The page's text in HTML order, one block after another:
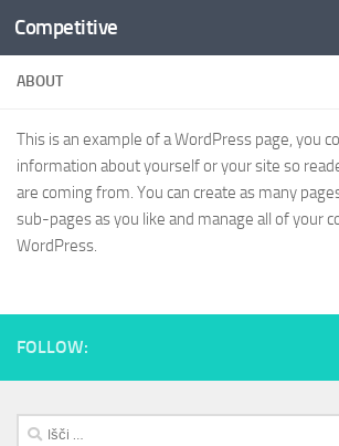
Skip to content
Competitive
ABOUT
This is an example of a WordPress page, you
information about yourself or your site so
are coming from. You can create as many
sub-pages as you like and manage all of your
WordPress.
FOLLOW:
Išči: